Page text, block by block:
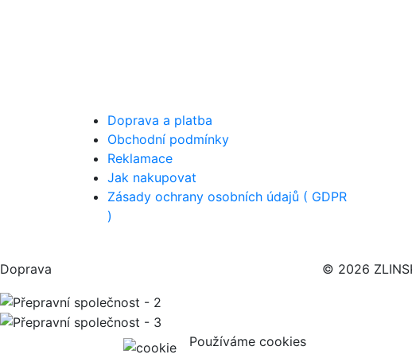
Doprava a platba
Obchodní podmínky
Reklamace
Jak nakupovat
Zásady ochrany osobních údajů ( GDPR
)
Doprava © 2026
Používáme cookies